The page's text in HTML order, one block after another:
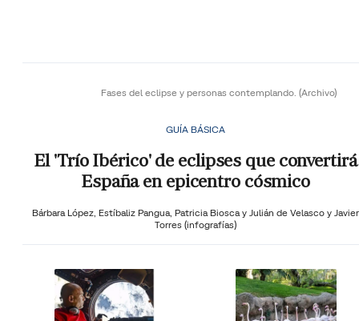
Fases del eclipse y personas contemplando. (Archivo)
GUÍA BÁSICA
El 'Trío Ibérico' de eclipses que convertirá
España en epicentro cósmico
Bárbara López, Estíbaliz Pangua, Patricia Biosca y Julián de Velasco y Javier
Torres (infografías)